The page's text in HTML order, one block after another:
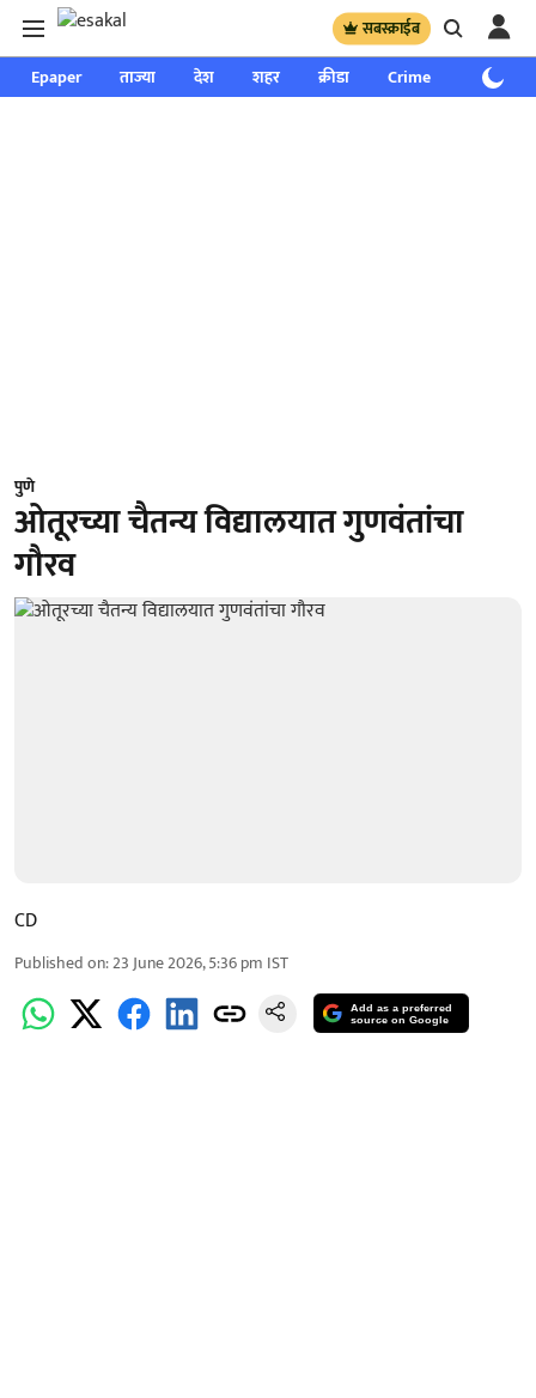
सबस्क्राईब
Epaper ताज्या देश शहर क्रीडा Crime साप्ताहिक
पुणे
ओतूरच्या चैतन्य विद्यालयात गुणवंतांचा
गौरव
CD
Published on:23 June 2026, 5:36 pm IST
Add as a preferred
source on Google